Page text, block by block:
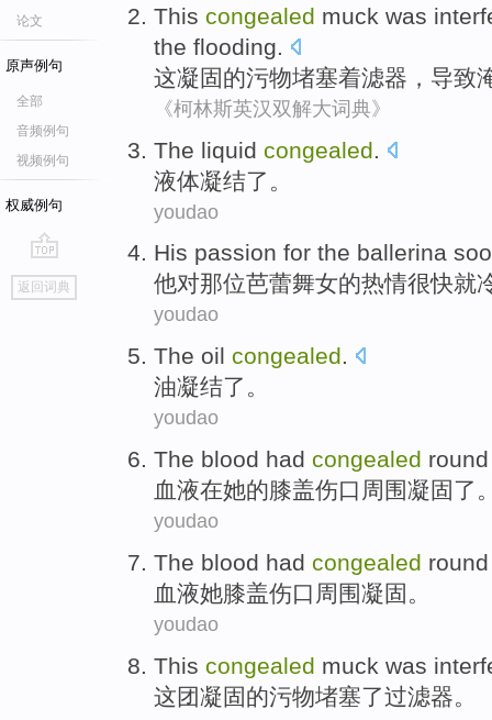
论文
原声例句
全部
音频例句
视频例句
权威例句
go
top
返回词典
This congealed muck was
the flooding.
这凝固的污物堵塞着滤器 ， 导致
《柯林斯英汉双解大词典》
The liquid congealed
液体凝结了 。
youdao
His passion for the ballerina
他对那位芭蕾舞女的热情很快就
youdao
The oil congealed.
油凝结了 。
youdao
The blood had congealed
血液在她的膝盖伤口 周围凝固了
youdao
The blood had congealed
血液她膝盖伤口 周围凝固 。
youdao
This congealed muck was
这团凝固的污物堵塞了过滤器。